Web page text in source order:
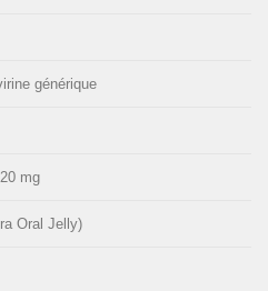
générique
mg
Oral Jelly)